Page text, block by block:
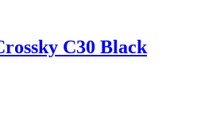
C30 Black